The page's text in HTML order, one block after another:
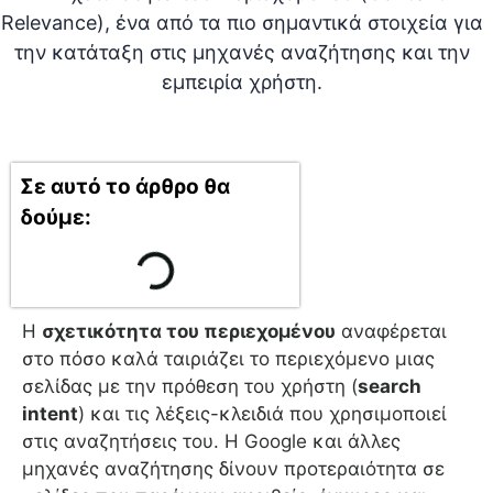
Σε αυτό το άρθρο θα
δούμε:
Η σχετικότητα του περιεχομένου αναφέρεται
στο πόσο καλά ταιριάζει το περιεχόμενο μιας
σελίδας με την πρόθεση του χρήστη (search
intent) και τις λέξεις-κλειδιά που χρησιμοποιεί
στις αναζητήσεις του. Η Google και άλλες
μηχανές αναζήτησης δίνουν προτεραιότητα σε